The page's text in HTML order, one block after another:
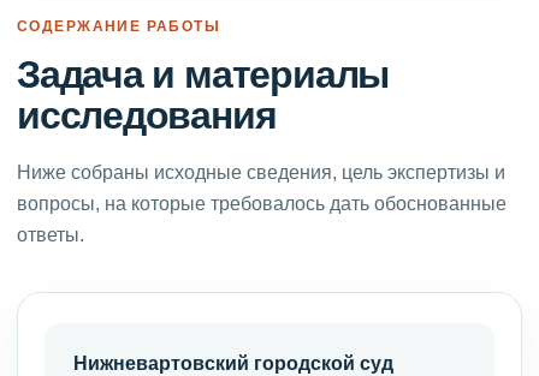
СОДЕРЖАНИЕ РАБОТЫ
Задача и материалы
исследования
Ниже собраны исходные сведения, цель экспертизы и
вопросы, на которые требовалось дать обоснованные
ответы.
Нижневартовский городской суд